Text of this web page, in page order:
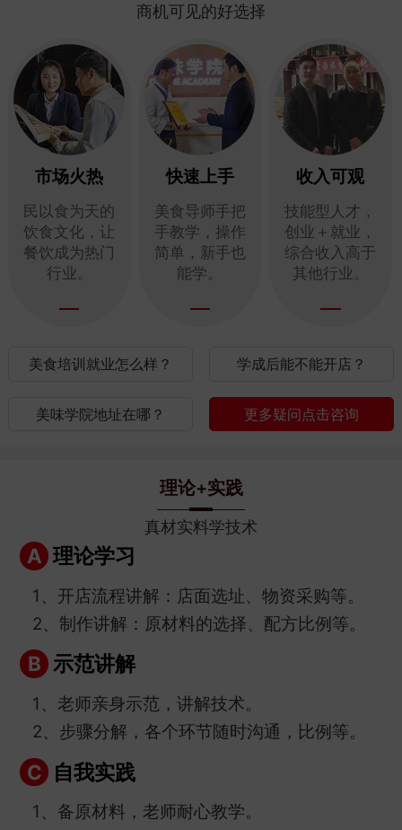
商机可见的好选择
市场火热
民以食为天的
饮食文化，让
餐饮成为热门
行业。
快速上手
美食导师手把
手教学，操作
简单，新手也
能学。
收入可观
技能型人才，
创业＋就业，
综合收入高于
其他行业。
美食培训就业怎么样？ 学成后能不能开店？
美味学院地址在哪？ 更多疑问点击咨询
理论+实践
真材实料学技术
A 理论学习
1、开店流程讲解：店面选址、物资采购等。
2、制作讲解：原材料的选择、配方比例等。
B 示范讲解
1、老师亲身示范，讲解技术。
2、步骤分解，各个环节随时沟通，比例等。
C 自我实践
1、备原材料，老师耐心教学。